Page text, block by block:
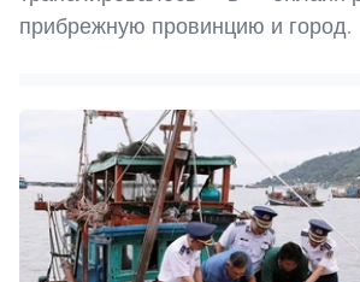
прибрежную провинцию и город.